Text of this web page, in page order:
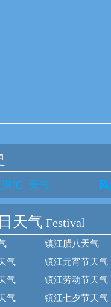
温℃ 天气
天气 Festival
镇江腊八天气
气
镇江元宵节天气
气
镇江劳动节天气
气
镇江七夕节天气